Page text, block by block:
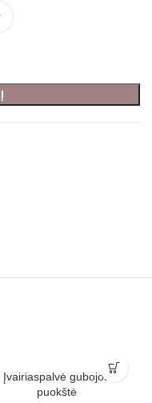
Įvairiaspalvė gubojos
puokštė